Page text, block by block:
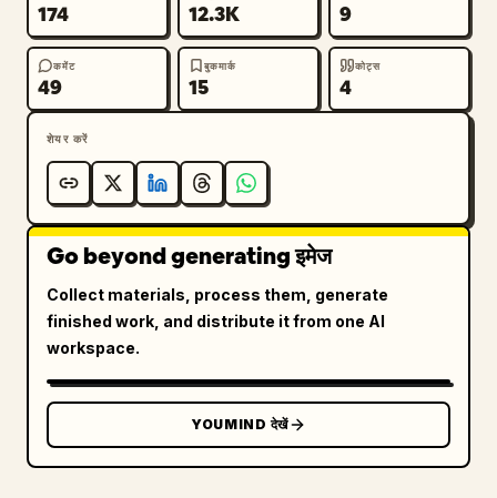
174 12.3K 9
कमेंट
49
बुकमार्क
15
कोट्स
4
शेयर करें
Go beyond generating इमेज
Collect materials, process them, generate
finished work, and distribute it from one AI
workspace.
YOUMIND देखें